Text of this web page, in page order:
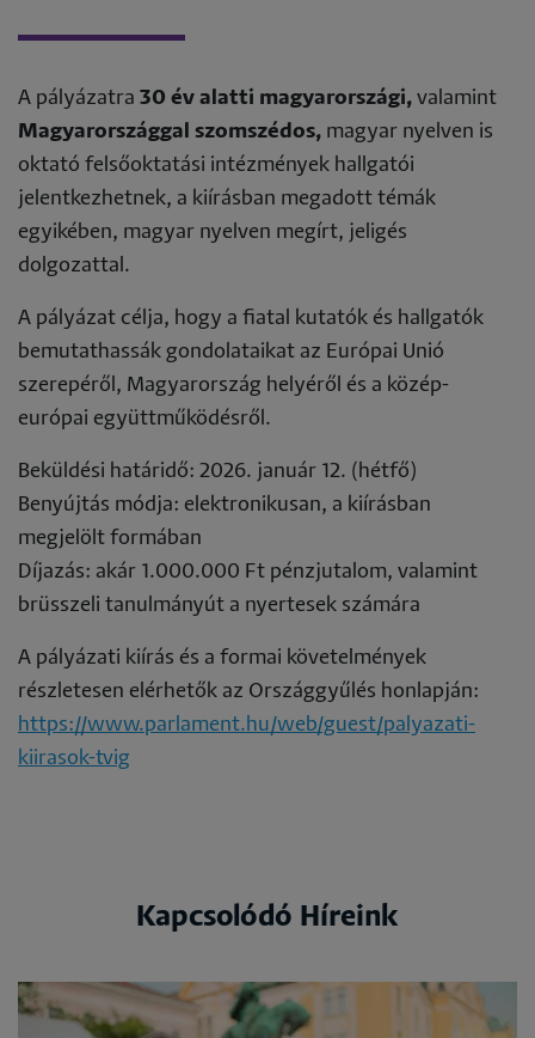
A pályázatra 30 év alatti magyarországi, valamint
Magyarországgal szomszédos, magyar nyelven is
oktató felsőoktatási intézmények hallgatói
jelentkezhetnek, a kiírásban megadott témák
egyikében, magyar nyelven megírt, jeligés
dolgozattal.
A pályázat célja, hogy a fiatal kutatók és hallgatók
bemutathassák gondolataikat az Európai Unió
szerepéről, Magyarország helyéről és a közép-
európai együttműködésről.
Beküldési határidő: 2026. január 12. (hétfő)
Benyújtás módja: elektronikusan, a kiírásban
megjelölt formában
Díjazás: akár 1.000.000 Ft pénzjutalom, valamint
brüsszeli tanulmányút a nyertesek számára
A pályázati kiírás és a formai követelmények
részletesen elérhetők az Országgyűlés honlapján:
https://www.parlament.hu/web/guest/palyazati-
kiirasok-tvig
Kapcsolódó Híreink